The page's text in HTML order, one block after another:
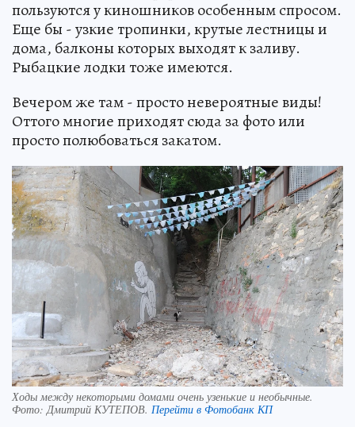
пользуются у киношников особенным спросом.
Еще бы - узкие тропинки, крутые лестницы и
дома, балконы которых выходят к заливу.
Рыбацкие лодки тоже имеются.
Вечером же там - просто невероятные виды!
Оттого многие приходят сюда за фото или
просто полюбоваться закатом.
Ходы между некоторыми домами очень узенькие и необычные.
Фото: Дмитрий КУТЕПОВ. Перейти в Фотобанк КП